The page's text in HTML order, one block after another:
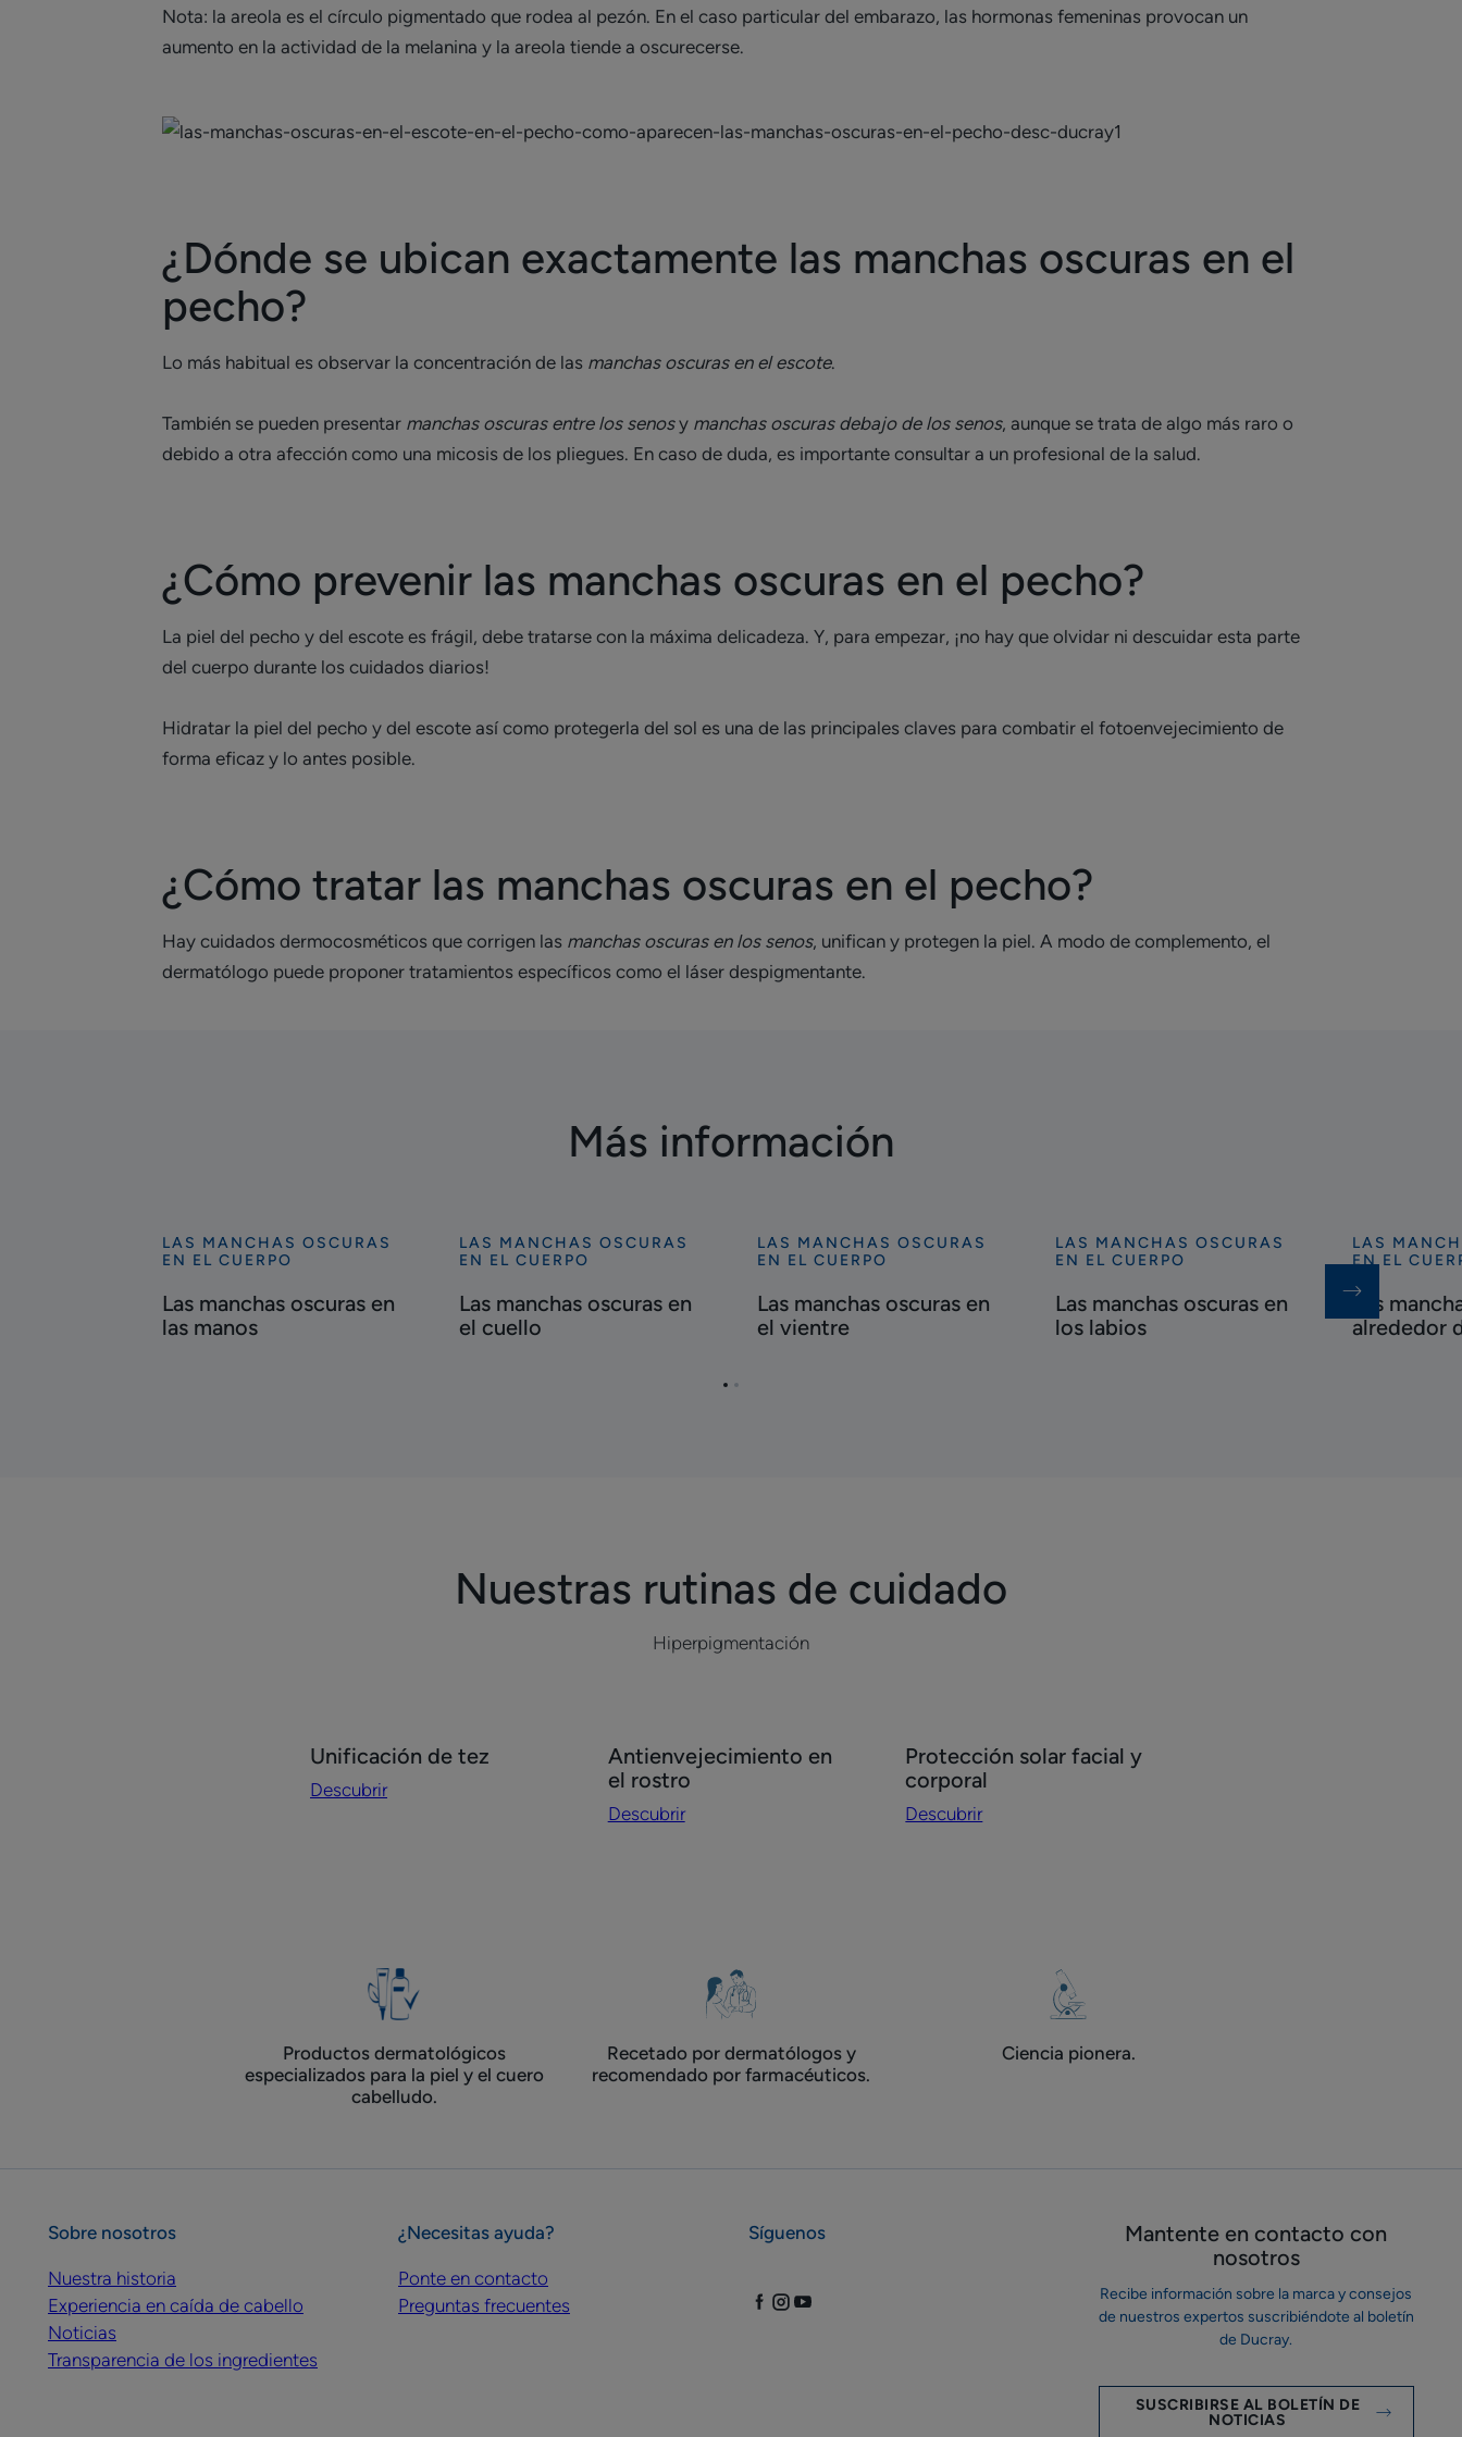
Nota: la areola es el círculo pigmentado que rodea al pezón. En el caso particular del embarazo, las hormonas femeninas provocan un
aumento en la actividad de la melanina y la areola tiende a oscurecerse.
¿Dónde se ubican exactamente las manchas oscuras en el
pecho?
Lo más habitual es observar la concentración de las manchas oscuras en el escote.
También se pueden presentar manchas oscuras entre los senosy manchas oscuras debajo de los senos, aunque se trata de algo más raro o
debido a otra afección como una micosis de los pliegues. En caso de duda, es importante consultar a un profesional de la salud.
¿Cómo prevenir las manchas oscuras en el pecho?
La piel del pecho y del escote es frágil, debe tratarse con la máxima delicadeza. Y, para empezar, ¡no hay que olvidar ni descuidar esta parte
del cuerpo durante los cuidados diarios!
Hidratar la piel del pecho y del escote así como protegerla del sol es una de las principales claves para combatir el fotoenvejecimiento de
forma eficaz y lo antes posible.
¿Cómo tratar las manchas oscuras en el pecho?
Hay cuidados dermocosméticos que corrigen las manchas oscuras en los senos, unifican y protegen la piel. A modo de complemento, el
dermatólogo puede proponer tratamientos específicos como el láser despigmentante.
Más información
Descubrir
manchas
oscuras
LAS MANCHAS OSCURAS
EN EL CUERPO
Las manchas oscuras en
las manos
Descubrir
manchas
oscuras
LAS MANCHAS OSCURAS
EN EL CUERPO
Las manchas oscuras en
el cuello
Descubrir
manchas
oscuras
LAS MANCHAS OSCURAS
EN EL CUERPO
Las manchas oscuras en
el vientre
Descubrir
manchas
oscuras
LAS MANCHAS OSCURAS
EN EL CUERPO
Las manchas oscuras en
los labios
Descubrir
manchas
oscuras
LAS
EN EL
Las
alrededor
IrIr
Nuestras rutinas de cuidado
Hiperpigmentación
Unificación
de
Unificación de tez
Descubrir
Antienvejecimiento
en
el
Antienvejecimiento en
el rostro
Descubrir
Protección
solar
facial
Protección solar facial y
corporal
Descubrir
Productos dermatológicos
especializados para la piel y el cuero
cabelludo.
Recetado por dermatólogos y
recomendado por farmacéuticos.
Ciencia pionera.
Mantente en contacto con
nosotros
Recibe información sobre la marca y consejos
de nuestros expertos suscribiéndote al boletín
de Ducray.
SUSCRIBIRSE AL BOLETÍN DE
NOTICIAS
Sobre nosotros
Nuestra historia
Experiencia en caída de cabello
Noticias
Transparencia de los ingredientes
¿Necesitas ayuda?
Ponte en contacto
Preguntas frecuentes
Síguenos